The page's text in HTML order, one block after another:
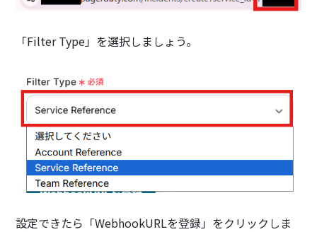
「Filter Type」を選択しましょう。
設定できたら「WebhookURLを登録」をクリックしま